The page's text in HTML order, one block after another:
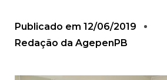
Publicado em 12/06/2019
Redação da AgepenPB